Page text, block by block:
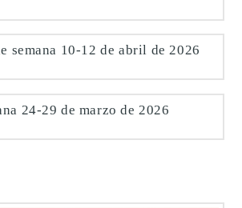
semana 10-12 de abril de 2026
24-29 de marzo de 2026